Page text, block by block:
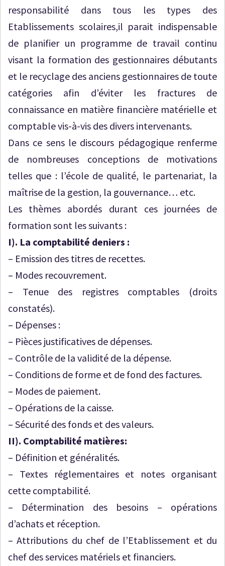
responsabilité dans tous les types des
Etablissements scolaires,il parait indispensable
de planifier un programme de travail continu
visant la formation des gestionnaires débutants
et le recyclage des anciens gestionnaires de toute
catégories afin d’éviter les fractures de
connaissance en matière financière matérielle et
comptable vis-à-vis des divers intervenants.
Dans ce sens le discours pédagogique renferme
de nombreuses conceptions de motivations
telles que : l’école de qualité, le partenariat, la
maîtrise de la gestion, la gouvernance… etc.
Les thèmes abordés durant ces journées de
formation sont les suivants :
І). La comptabilité deniers :
– Emission des titres de recettes.
– Modes recouvrement.
– Tenue des registres comptables (droits
constatés).
– Dépenses :
– Pièces justificatives de dépenses.
– Contrôle de la validité de la dépense.
– Conditions de forme et de fond des factures.
– Modes de paiement.
– Opérations de la caisse.
– Sécurité des fonds et des valeurs.
II). Comptabilité matières:
– Définition et généralités.
– Textes réglementaires et notes organisant
cette comptabilité.
– Détermination des besoins – opérations
d’achats et réception.
– Attributions du chef de l’Etablissement et du
chef des services matériels et financiers.